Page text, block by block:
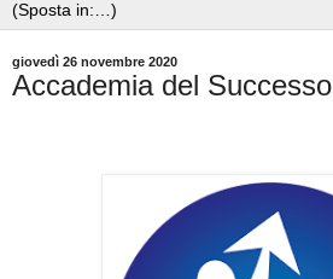
giovedì 26 novembre 2020
Accademia del Successo